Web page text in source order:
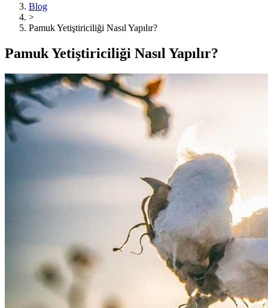
Blog
>
Pamuk Yetiştiriciliği Nasıl Yapılır?
Pamuk Yetiştiriciliği Nasıl Yapılır?